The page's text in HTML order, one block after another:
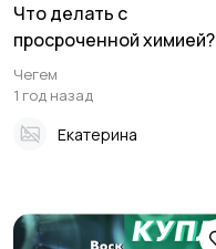
Что делать с
просроченной химией?
Чегем
1 год назад
Екатерина